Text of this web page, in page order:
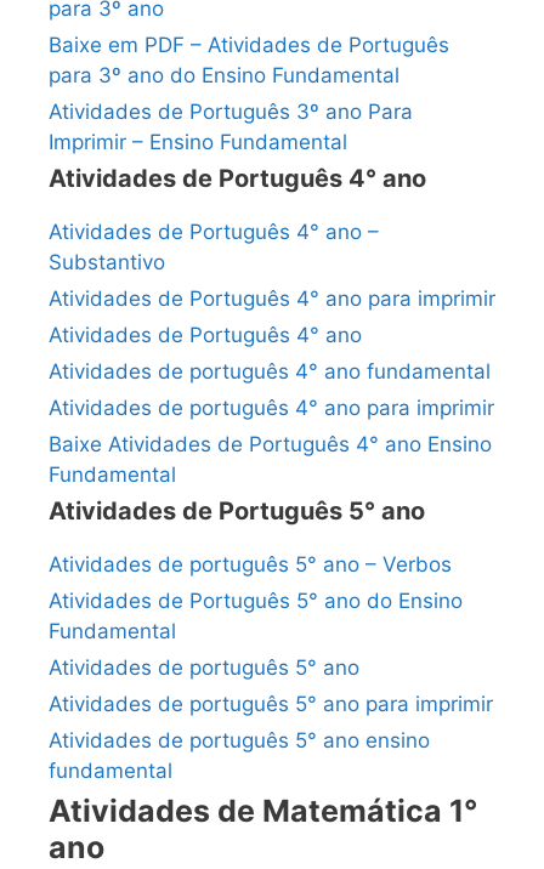
para 3º ano
Baixe em PDF – Atividades de Português
para 3º ano do Ensino Fundamental
Atividades de Português 3º ano Para
Imprimir – Ensino Fundamental
Atividades de Português 4° ano
Atividades de Português 4° ano –
Substantivo
Atividades de Português 4° ano para imprimir
Atividades de Português 4° ano
Atividades de português 4° ano fundamental
Atividades de português 4° ano para imprimir
Baixe Atividades de Português 4° ano Ensino
Fundamental
Atividades de Português 5° ano
Atividades de português 5° ano – Verbos
Atividades de Português 5° ano do Ensino
Fundamental
Atividades de português 5° ano
Atividades de português 5° ano para imprimir
Atividades de português 5° ano ensino
fundamental
Atividades de Matemática 1°
ano